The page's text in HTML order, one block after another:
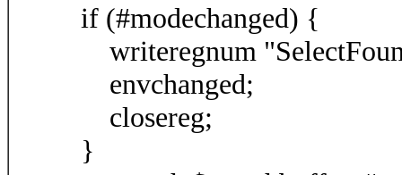
if (#modechanged) {
writeregnum
envchanged;
closereg;
}